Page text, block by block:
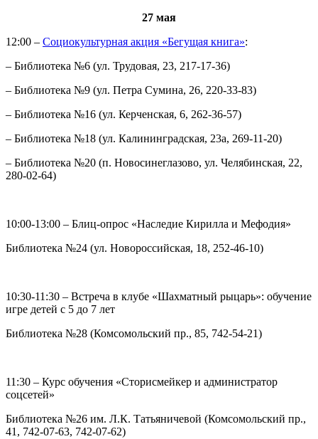
27 мая
12:00 – Социокультурная акция «Бегущая книга»:
– Библиотека №6 (ул. Трудовая, 23, 217-17-36)
– Библиотека №9 (ул. Петра Сумина, 26, 220-33-83)
– Библиотека №16 (ул. Керченская, 6, 262-36-57)
– Библиотека №18 (ул. Калининградская, 23а, 269-11-20)
– Библиотека №20 (п. Новосинеглазово, ул. Челябинская, 22,
280-02-64)
10:00-13:00 – Блиц-опрос «Наследие Кирилла и Мефодия»
Библиотека №24 (ул. Новороссийская, 18, 252-46-10)
10:30-11:30 – Встреча в клубе «Шахматный рыцарь»: обучение
игре детей с 5 до 7 лет
Библиотека №28 (Комсомольский пр., 85, 742-54-21)
11:30 – Курс обучения «Сторисмейкер и администратор
соцсетей»
Библиотека №26 им. Л.К. Татьяничевой (Комсомольский пр.,
41, 742-07-63, 742-07-62)